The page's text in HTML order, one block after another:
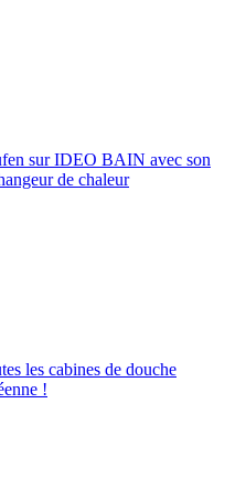
sur IDEO BAIN avec son
de chaleur
les cabines de douche
!